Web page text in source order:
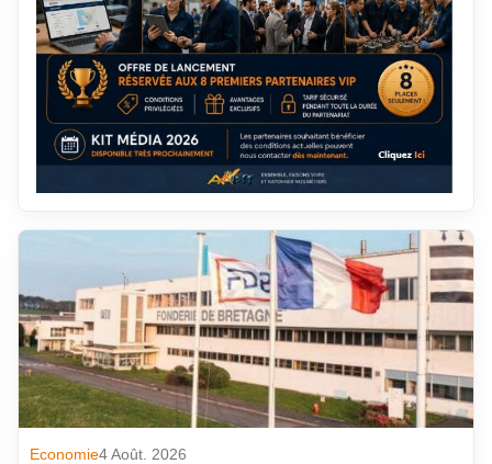
Economie4 Août. 2026